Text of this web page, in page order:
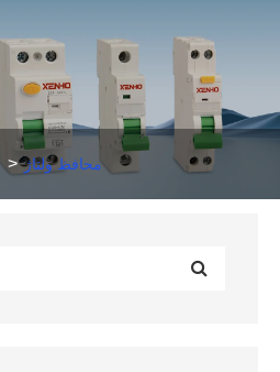
محافظ ولتاژ